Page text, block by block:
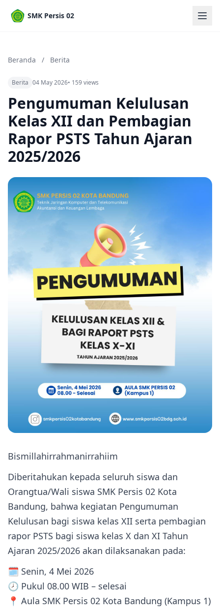
SMK Persis 02
Beranda / Berita
Berita 04 May 2026• 159 views
Pengumuman Kelulusan
Kelas XII dan Pembagian
Rapor PSTS Tahun Ajaran
2025/2026
Bismillahirrahmanirrahiim
Diberitahukan kepada seluruh siswa dan
Orangtua/Wali siswa SMK Persis 02 Kota
Bandung, bahwa kegiatan Pengumuman
Kelulusan bagi siswa kelas XII serta pembagian
rapor PSTS bagi siswa kelas X dan XI Tahun
Ajaran 2025/2026 akan dilaksanakan pada:
🗓 Senin, 4 Mei 2026
🕗 Pukul 08.00 WIB – selesai
📍 Aula SMK Persis 02 Kota Bandung (Kampus 1)